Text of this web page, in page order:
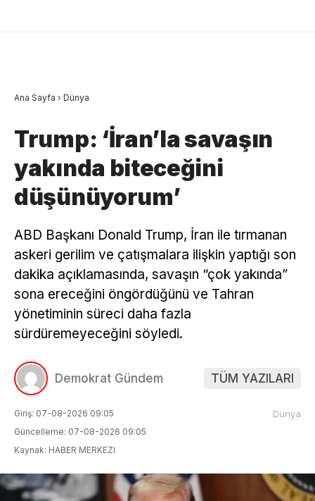
Ana Sayfa › Dünya
Trump: ‘İran’la savaşın
yakında biteceğini
düşünüyorum’
ABD Başkanı Donald Trump, İran ile tırmanan
askeri gerilim ve çatışmalara ilişkin yaptığı son
dakika açıklamasında, savaşın “çok yakında”
sona ereceğini öngördüğünü ve Tahran
yönetiminin süreci daha fazla
sürdüremeyeceğini söyledi.
Demokrat Gündem TÜM YAZILARI
Giriş: 07-08-2026 09:05
Güncelleme: 07-08-2026 09:05
Kaynak: HABER MERKEZI
Dünya